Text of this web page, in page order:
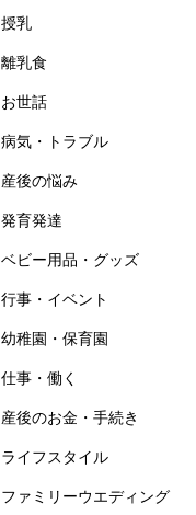
授乳
離乳食
お世話
病気・トラブル
産後の悩み
発育発達
ベビー用品・グッズ
行事・イベント
幼稚園・保育園
仕事・働く
産後のお金・手続き
ライフスタイル
ファミリーウエディング